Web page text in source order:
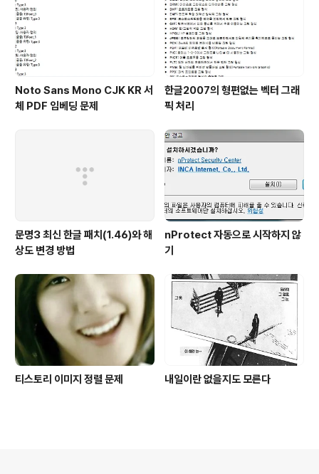
Noto Sans Mono CJK KR 서
체 PDF 임베딩 문제
한글2007의 형편없는 벡터 그래
픽 처리
문명3 최신 한글 패치(1.46)와 해
상도 변경 방법
nProtect 자동으로 시작하지 않
기
티스토리 이미지 정렬 문제 내일이란 없을지도 모른다